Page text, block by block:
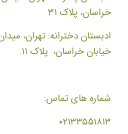
خراسان، پلاک ۳۱
ادبستان دخترانه: تهران،
خیابان خراسان، پلاک ۱۱.
شماره های تماس:
۰۲۱۳۳۵۵۱۸۱۳